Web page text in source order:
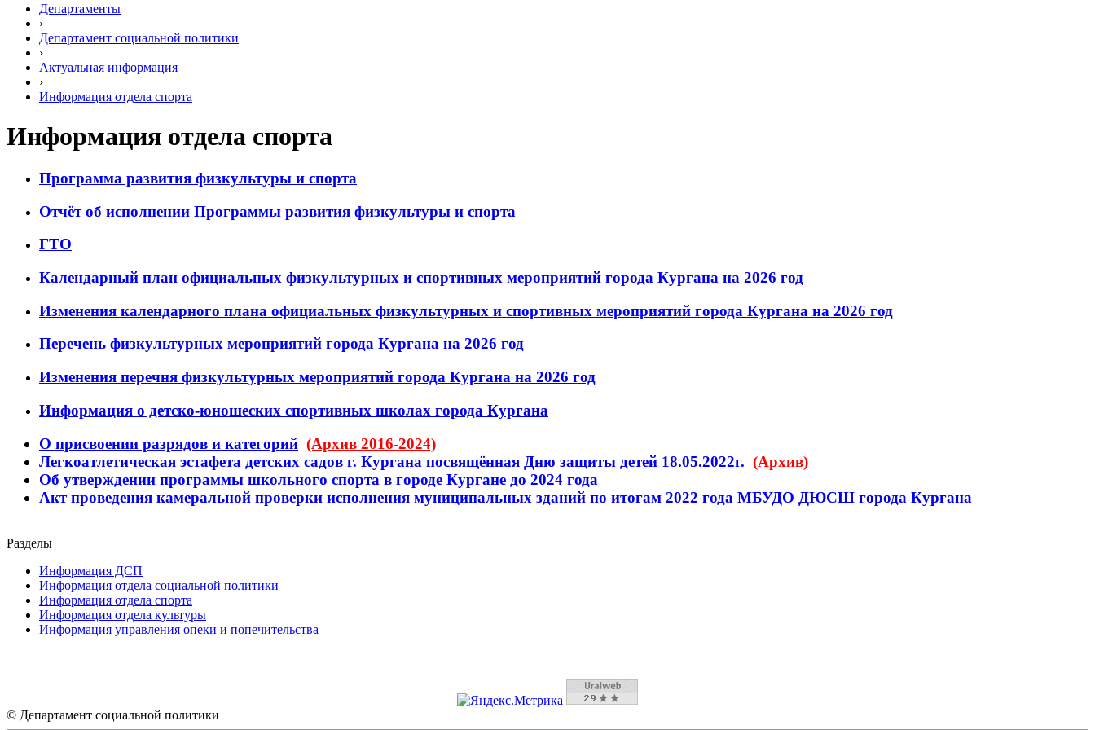
Департаменты
›
Департамент социальной политики
›
Актуальная информация
›
Информация отдела спорта
Информация отдела спорта
Программа развития физкультуры и спорта
Отчёт об исполнении Программы развития физкультуры и спорта
ГТО
Календарный план официальных физкультурных и спортивных мероприятий города Кургана на 2026 год
Изменения календарного плана официальных физкультурных и спортивных мероприятий города Кургана на 2026 год
Перечень физкультурных мероприятий города Кургана на 2026 год
Изменения перечня физкультурных мероприятий города Кургана на 2026 год
Информация о детско-юношеских спортивных школах города Кургана
О присвоении разрядов и категорий (Архив 2016-2024)
Легкоатлетическая эстафета детских садов г. Кургана посвящённая Дню защиты детей 18.05.2022г. (Архив)
Об утверждении программы школьного спорта в городе Кургане до 2024 года
Акт проведения камеральной проверки исполнения муниципальных зданий по итогам 2022 года МБУДО ДЮСШ города Кургана
Разделы
Информация ДСП
Информация отдела социальной политики
Информация отдела спорта
Информация отдела культуры
Информация управления опеки и попечительства
© Департамент социальной политики